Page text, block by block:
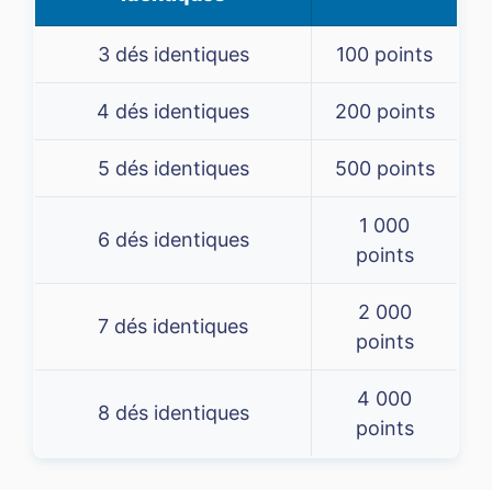
3 dés identiques 100 points
4 dés identiques 200 points
5 dés identiques 500 points
6 dés identiques
1 000
points
7 dés identiques
2 000
points
8 dés identiques
4 000
points